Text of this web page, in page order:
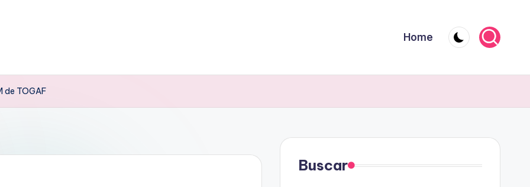
Home
de TOGAF
Buscar